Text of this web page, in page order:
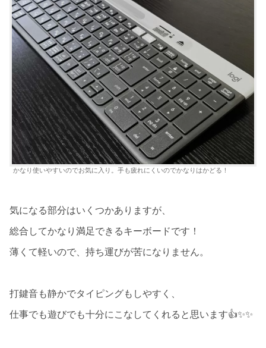
かなり使いやすいのでお気に入り。手も疲れにくいのでかなりはかどる！
気になる部分はいくつかありますが、
総合してかなり満足できるキーボードです！
薄くて軽いので、持ち運びが苦になりません。
打鍵音も静かでタイピングもしやすく、
仕事でも遊びでも十分にこなしてくれると思います👍✨✨